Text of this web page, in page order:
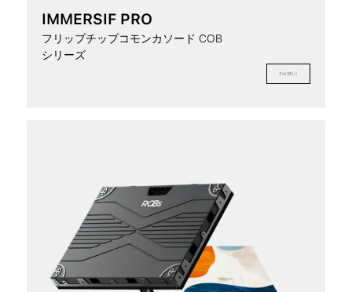
IMMERSIF PRO
フリップチップコモンカソード COB
シリーズ
さらに詳しく